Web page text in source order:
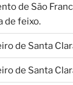
de São
de feixo.
de Santa
de Santa